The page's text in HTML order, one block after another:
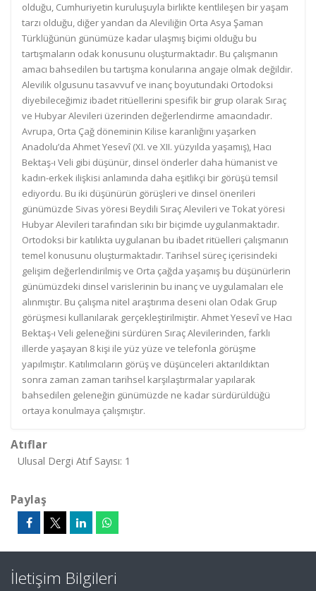
olduğu, Cumhuriyetin kuruluşuyla birlikte kentlileşen bir yaşam
tarzı olduğu, diğer yandan da Aleviliğin Orta Asya Şaman
Türklüğünün günümüze kadar ulaşmış biçimi olduğu bu
tartışmaların odak konusunu oluşturmaktadır. Bu çalışmanın
amacı bahsedilen bu tartışma konularına angaje olmak değildir.
Alevilik olgusunu tasavvuf ve inanç boyutundaki Ortodoksi
diyebileceğimiz ibadet ritüellerini spesifik bir grup olarak Sıraç
ve Hubyar Alevileri üzerinden değerlendirme amacındadır.
Avrupa, Orta Çağ döneminin Kilise karanlığını yaşarken
Anadolu’da Ahmet Yesevî (XI. ve XII. yüzyılda yaşamış), Hacı
Bektaş-ı Veli gibi düşünür, dinsel önderler daha hümanist ve
kadın-erkek ilişkisi anlamında daha eşitlikçi bir görüşü temsil
ediyordu. Bu iki düşünürün görüşleri ve dinsel önerileri
günümüzde Sivas yöresi Beydili Sıraç Alevileri ve Tokat yöresi
Hubyar Alevileri tarafından sıkı bir biçimde uygulanmaktadır.
Ortodoksi bir katılıkta uygulanan bu ibadet ritüelleri çalışmanın
temel konusunu oluşturmaktadır. Tarihsel süreç içerisindeki
gelişim değerlendirilmiş ve Orta çağda yaşamış bu düşünürlerin
günümüzdeki dinsel varislerinin bu inanç ve uygulamaları ele
alınmıştır. Bu çalışma nitel araştırıma deseni olan Odak Grup
görüşmesi kullanılarak gerçekleştirilmiştir. Ahmet Yesevî ve Hacı
Bektaş-ı Veli geleneğini sürdüren Sıraç Alevilerinden, farklı
illerde yaşayan 8 kişi ile yüz yüze ve telefonla görüşme
yapılmıştır. Katılımcıların görüş ve düşünceleri aktarıldıktan
sonra zaman zaman tarihsel karşılaştırmalar yapılarak
bahsedilen geleneğin günümüzde ne kadar sürdürüldüğü
ortaya konulmaya çalışmıştır.
Atıflar
Ulusal Dergi Atıf Sayısı: 1
Paylaş
İletişim Bilgileri